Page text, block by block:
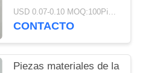
alta dureza
USD 0.07-0.10 MOQ:100Piece
CONTACTO
Piezas materiales de la